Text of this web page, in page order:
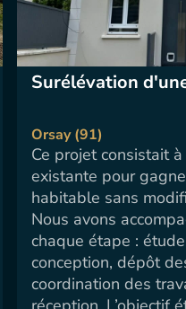
Surélévation
Orsay (91)
Ce projet consistait
existante pour
habitable sans
Nous avons
chaque étape :
conception, dépôt
coordination des